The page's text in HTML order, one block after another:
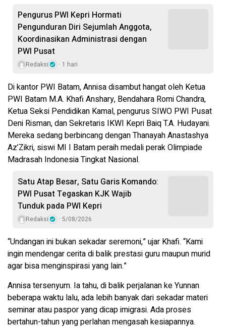
Pengurus PWI Kepri Hormati
Pengunduran Diri Sejumlah Anggota,
Koordinasikan Administrasi dengan
PWI Pusat
Redaksi 1 hari
Di kantor PWI Batam, Annisa disambut hangat oleh Ketua
PWI Batam M.A. Khafi Anshary, Bendahara Romi Chandra,
Ketua Seksi Pendidikan Kamal, pengurus SIWO PWI Pusat
Deni Risman, dan Sekretaris IKWI Kepri Baiq T.A. Hudayani.
Mereka sedang berbincang dengan Thanayah Anastashya
Az’Zikri, siswi MI I Batam peraih medali perak Olimpiade
Madrasah Indonesia Tingkat Nasional.
Satu Atap Besar, Satu Garis Komando:
PWI Pusat Tegaskan KJK Wajib
Tunduk pada PWI Kepri
Redaksi 5/08/2026
“Undangan ini bukan sekadar seremoni,” ujar Khafi. “Kami
ingin mendengar cerita di balik prestasi guru maupun murid
agar bisa menginspirasi yang lain.”
Annisa tersenyum. Ia tahu, di balik perjalanan ke Yunnan
beberapa waktu lalu, ada lebih banyak dari sekadar materi
seminar atau paspor yang dicap imigrasi. Ada proses
bertahun-tahun yang perlahan mengasah kesiapannya.